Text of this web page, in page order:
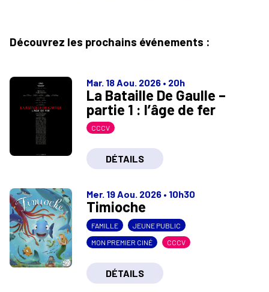
Découvrez les prochains événements :
Mar. 18 Aou. 2026 • 20h
La Bataille De Gaulle –
partie 1 : l’âge de fer
CCCV
DÉTAILS
Mer. 19 Aou. 2026 • 10h30
Timioche
FAMILLE JEUNE PUBLIC
MON PREMIER CINÉ CCCV
DÉTAILS